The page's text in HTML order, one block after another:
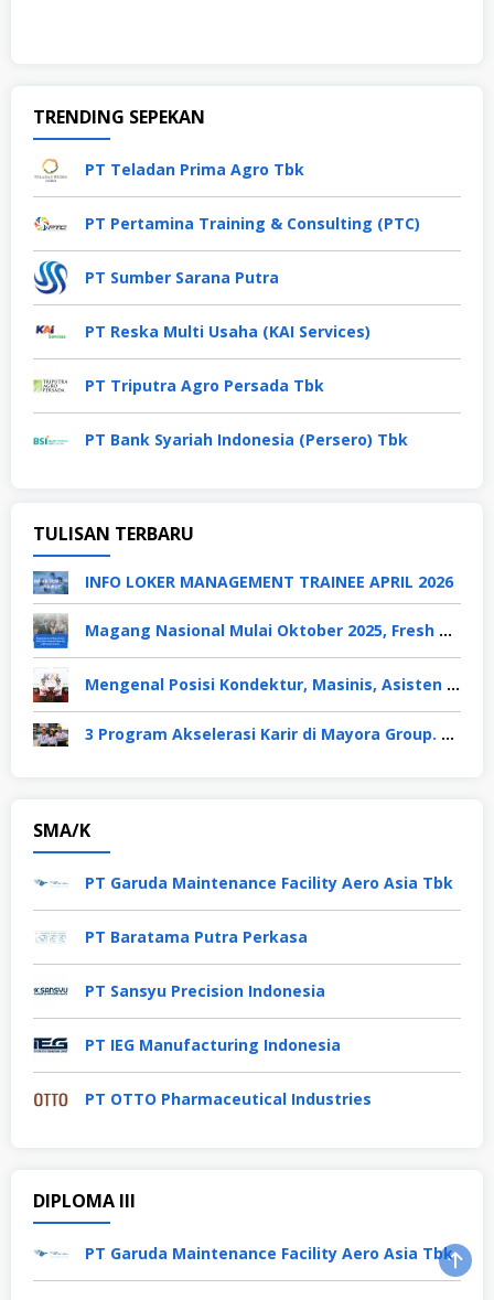
TRENDING SEPEKAN
PT Teladan Prima Agro Tbk
PT Pertamina Training & Consulting (PTC)
PT Sumber Sarana Putra
PT Reska Multi Usaha (KAI Services)
PT Triputra Agro Persada Tbk
PT Bank Syariah Indonesia (Persero) Tbk
TULISAN TERBARU
INFO LOKER MANAGEMENT TRAINEE APRIL 2026
Magang Nasional Mulai Oktober 2025, Fresh Graduate Dapat Gaji UMP Selama 6 Bulan
Mengenal Posisi Kondektur, Masinis, Asisten PPKA, Pemeliharaan Sarana dan Prasarana, Polsuska (Polisi Khusus Kereta Api), di PT KAI
3 Program Akselerasi Karir di Mayora Group. Apa Saja? Berikut Penjelasannya
SMA/K
PT Garuda Maintenance Facility Aero Asia Tbk
PT Baratama Putra Perkasa
PT Sansyu Precision Indonesia
PT IEG Manufacturing Indonesia
PT OTTO Pharmaceutical Industries
DIPLOMA III
PT Garuda Maintenance Facility Aero Asia Tbk